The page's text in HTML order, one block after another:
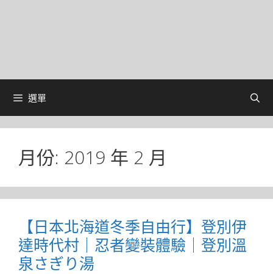
選單
月份: 2019 年 2 月
【日本北海道冬季自由行】登別伊
達時代村｜忍者變裝體驗｜登別溫
泉さぎり湯